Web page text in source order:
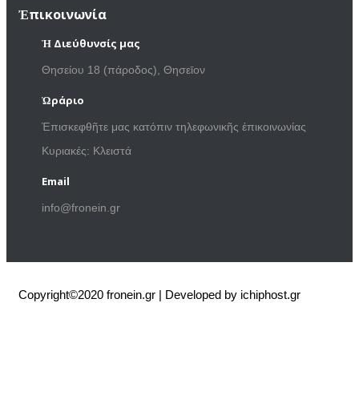
Ἐπικοινωνία
Ἡ Διεύθυνσίς μας
Θησείου 18 (πάροδος), Θησεῑον
Ὡράριο
Ἐπισκεφθῆτε μας κατόπιν τηλεφωνικῆς ἐπικοινωνίας
Κυριακές: Κλειστά
Email
info@fronein.gr
Copyright©2020 fronein.gr | Developed by ichiphost.gr